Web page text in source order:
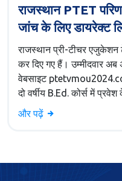
राजस्थान PTET
जांच के लिए डायरेक्ट
राजस्थान प्री-टीचर
कर दिए गए हैं। उम्मीदवार
वेबसाइट
दो वर्षीय B.Ed. कोर्स में
से राज्य के नवोदित शिक्षकों के
और पढ़ें